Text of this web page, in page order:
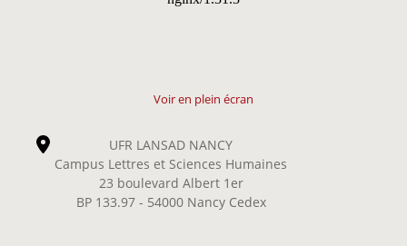
Voir en plein écran
UFR LANSAD NANCY
Campus Lettres et Sciences Humaines
23 boulevard Albert 1er
BP 133.97 - 54000 Nancy Cedex